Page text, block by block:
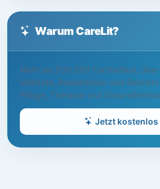
Warum CareLit?
Mehr als 500.000 Fachartikel,
Volltexte, Readerlisten und
Pflege, Therapie und
Jetzt kostenlos